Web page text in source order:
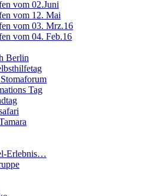
vom 02.Juni
vom 12. Mai
vom 03. Mrz.16
vom 04. Feb.16
Berlin
Tag
Erlebnis…